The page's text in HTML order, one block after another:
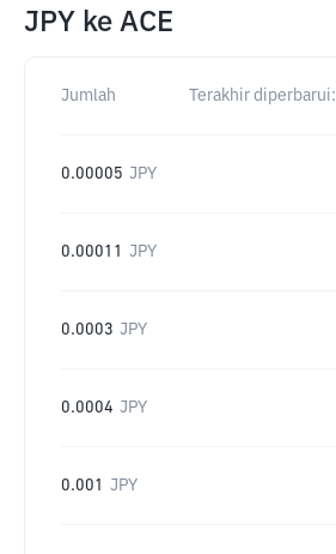
JPY ke ACE
Jumlah Terakhir diperbarui:
0.00005 JPY
0.00011 JPY
0.0003 JPY
0.0004 JPY
0.001 JPY